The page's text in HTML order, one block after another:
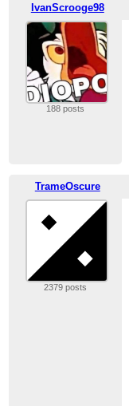
IvanScrooge98
188 posts
TrameOscure
2379 posts